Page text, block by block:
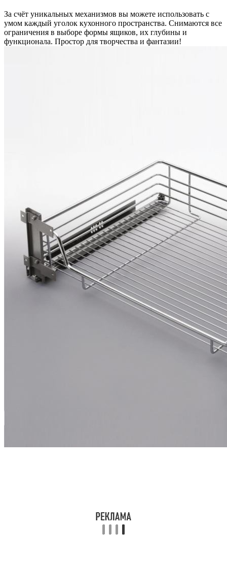
За счёт уникальных механизмов вы можете использовать с
умом каждый уголок кухонного пространства. Снимаются все
ограничения в выборе формы ящиков, их глубины и
функционала. Простор для творчества и фантазии!